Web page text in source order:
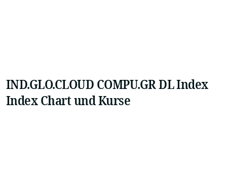
IND.GLO.CLOUD COMPU.GR DL Index
Index Chart und Kurse